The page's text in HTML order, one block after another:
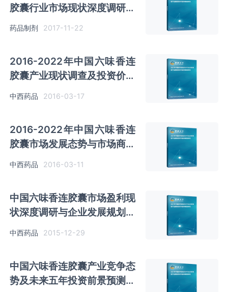
胶囊行业市场现状深度调研与
投资前景规划预测报告
药品制剂 2017-11-22
2016-2022年中国六味香连
胶囊产业现状调查及投资价值
分析报告
中西药品 2016-03-17
2016-2022年中国六味香连
胶囊市场发展态势与市场商机
分析报告
中西药品 2016-03-11
中国六味香连胶囊市场盈利现
状深度调研与企业发展规划分
析报告
中西药品 2015-12-29
中国六味香连胶囊产业竞争态
势及未来五年投资前景预测报